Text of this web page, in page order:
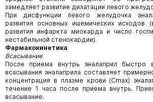
замедляет развитие дилатации левого
При дисфункции левого желудочка
развития основных ишемических исходов
развития инфаркта миокарда и число
нестабильной стенокардии).
Фармакокинетика
Всасывание
После приема внутрь эналаприл быстро
всасывания эналаприла составляет
концентрация в плазме крови (Cmax)
течение 1 часа после приема внутрь.
всасывание.